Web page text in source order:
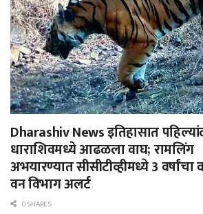
Dharashiv News इतिहासात
धाराशिवमध्ये आढळला वाघ; रामलिंग
अभयारण्यात सीसीटीव्हीमध्ये 3
वन विभाग अलर्ट
0 SHARES